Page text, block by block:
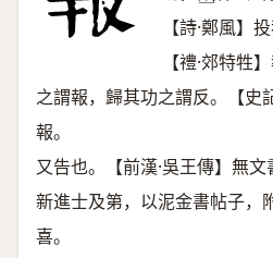
【詩·鄭風】
【禮·郊特牲
之謂報，歸其功之謂反。【史
報。
又告也。【前漢·吳王傳】無文
新進士及第，以泥金書帖子，
喜。